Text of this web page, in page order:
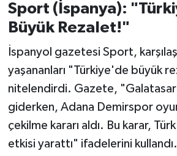
Sport (İspanya):
Büyük Rezalet!"
İspanyol gazetesi Sport,
yaşananları "Türkiye'de büyük
nitelendirdi. Gazete,
giderken, Adana Demirspor
çekilme kararı aldı. Bu karar,
etkisi yarattı" ifadelerini